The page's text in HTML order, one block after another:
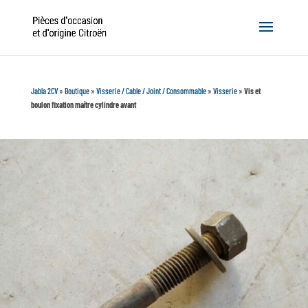
Jabla 2CV» Boutique» Visserie / Cable / Joint / Consommable» Visserie» Vis et
boulon fixation maître cylindre avant